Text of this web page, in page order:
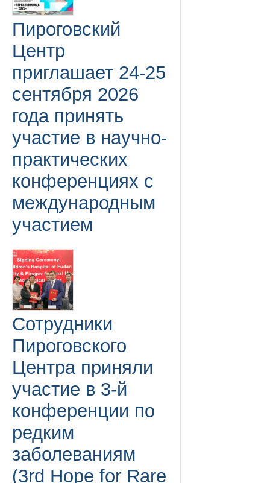
Пироговский
Центр
приглашает 24-25
сентября 2026
года принять
участие в научно-
практических
конференциях с
международным
участием
Сотрудники
Пироговского
Центра приняли
участие в 3-й
конференции по
редким
заболеваниям
(3rd Hope for Rare